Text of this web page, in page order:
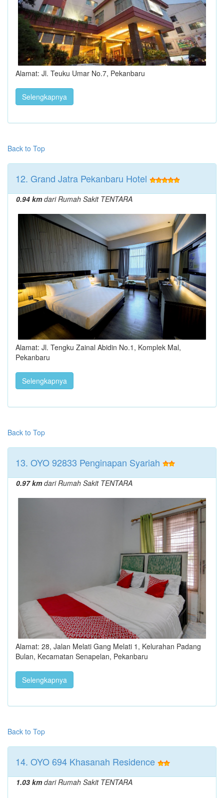
Alamat: Jl. Teuku Umar No.7, Pekanbaru
Selengkapnya
Back to Top
12. Grand Jatra Pekanbaru Hotel
0.94 kmdari Rumah Sakit TENTARA
Alamat: Jl. Tengku Zainal Abidin No.1, Komplek Mal,
Pekanbaru
Selengkapnya
Back to Top
13. OYO 92833 Penginapan Syariah
0.97 kmdari Rumah Sakit TENTARA
Alamat: 28, Jalan Melati Gang Melati 1, Kelurahan Padang
Bulan, Kecamatan Senapelan, Pekanbaru
Selengkapnya
Back to Top
14. OYO 694 Khasanah Residence
1.03 kmdari Rumah Sakit TENTARA